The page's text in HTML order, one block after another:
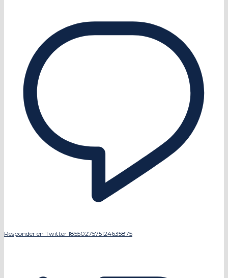
Responder en Twitter 1855027575124635875